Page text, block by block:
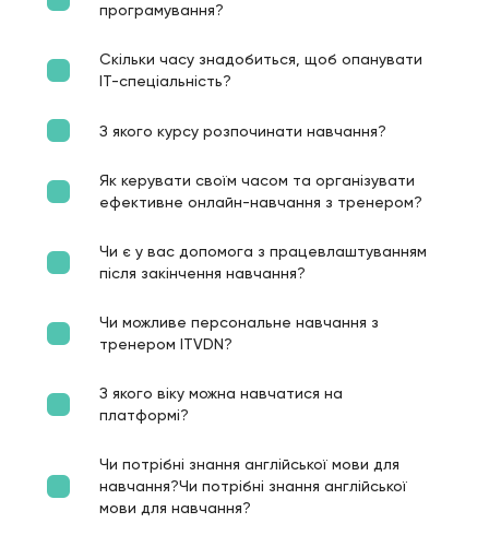
програмування?
Скільки часу знадобиться, щоб опанувати
ІТ-спеціальність?
З якого курсу розпочинати навчання?
Як керувати своїм часом та організувати
ефективне онлайн-навчання з тренером?
Чи є у вас допомога з працевлаштуванням
після закінчення навчання?
Чи можливе персональне навчання з
тренером ITVDN?
З якого віку можна навчатися на
платформі?
Чи потрібні знання англійської мови для
навчання?Чи потрібні знання англійської
мови для навчання?